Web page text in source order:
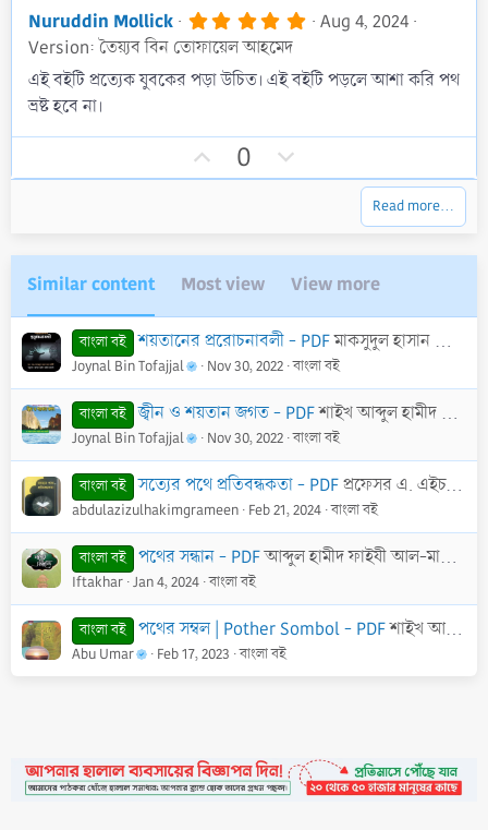
Nuruddin Mollick 5
0
s
r
s
Aug 4, 2024
Version: তৈয়্যব বিন তোফায়েল আহমেদ
এই বইটি প্রত্যেক যুবকের পড়া উচিত। এই বইটি পড়লে আশা করি পথ
ভ্রষ্ট হবে না।
p
t
e
0
o
v
o
t
e
Read more…
Similar content Most view View more
বাংলা বই শয়তানের প্ররোচনাবলী - PDFমাকসুদুল হাসান আল-ফাইযী
Joynal Bin Tofajjal Nov 30, 2022 বাংলা বই
বাংলা বই জ্বীন ও শয়তান জগত - PDFশাইখ আব্দুল হামীদ আল-ফাইযী আল-মাদানী
Joynal Bin Tofajjal Nov 30, 2022 বাংলা বই
বাংলা বই সত্যের পথে প্রতিবন্ধকতা - PDFপ্রফেসর এ. এইচ. এম শামসুর রহমান
abdulazizulhakimgrameen Feb 21, 2024 বাংলা বই
বাংলা বই পথের সন্ধান - PDFআব্দুল হামীদ ফাইযী আল-মাদানী
Iftakhar Jan 4, 2024 বাংলা বই
বাংলা বই পথের সম্বল | Pother Sombol - PDFশাইখ আব্দুল্লাহ বিন আব্দুর রহমান আল-জিবরীন
Abu Umar Feb 17, 2023 বাংলা বই